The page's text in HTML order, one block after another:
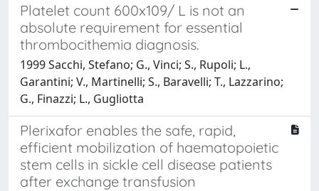
Platelet count 600x109/ L is not an
absolute requirement for essential
thrombocithemia diagnosis.
1999 Sacchi, Stefano; G., Vinci; S., Rupoli; L.,
Garantini; V., Martinelli; S., Baravelli; T., Lazzarino;
G., Finazzi; L., Gugliotta
Plerixafor enables the safe, rapid,
efficient mobilization of haematopoietic
stem cells in sickle cell disease patients
after exchange transfusion